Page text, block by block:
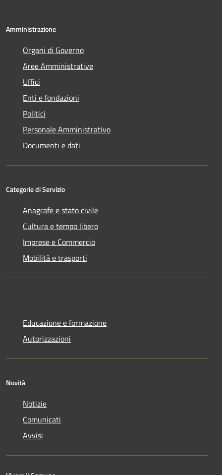
Amministrazione
Organi di Governo
Aree Amministrative
Uffici
Enti e fondazioni
Politici
Personale Amministrativo
Documenti e dati
Categorie di Servizio
Anagrafe e stato civile
Cultura e tempo libero
Imprese e Commercio
Mobilità e trasporti
Educazione e formazione
Autorizzazioni
Novità
Notizie
Comunicati
Avvisi